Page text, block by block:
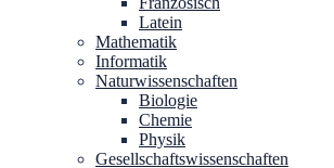
Latein
Mathematik
Informatik
Naturwissenschaften
Biologie
Chemie
Physik
Gesellschaftswissenschaften